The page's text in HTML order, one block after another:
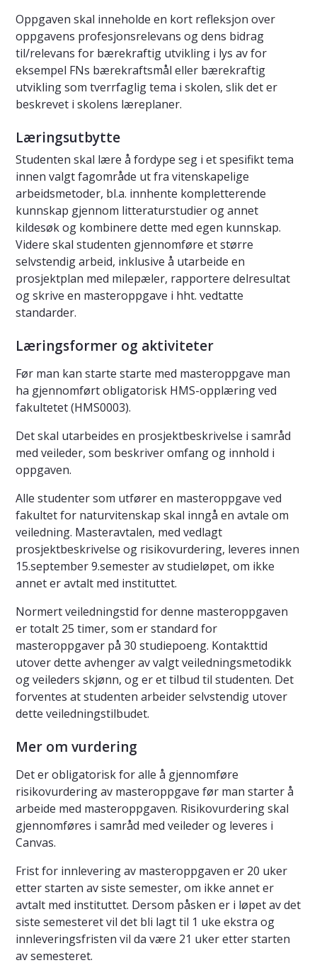
Oppgaven skal inneholde en kort refleksjon over
oppgavens profesjonsrelevans og dens bidrag
til/relevans for bærekraftig utvikling i lys av for
eksempel FNs bærekraftsmål eller bærekraftig
utvikling som tverrfaglig tema i skolen, slik det er
beskrevet i skolens læreplaner.
Læringsutbytte
Studenten skal lære å fordype seg i et spesifikt tema
innen valgt fagområde ut fra vitenskapelige
arbeidsmetoder, bl.a. innhente kompletterende
kunnskap gjennom litteraturstudier og annet
kildesøk og kombinere dette med egen kunnskap.
Videre skal studenten gjennomføre et større
selvstendig arbeid, inklusive å utarbeide en
prosjektplan med milepæler, rapportere delresultat
og skrive en masteroppgave i hht. vedtatte
standarder.
Læringsformer og aktiviteter
Før man kan starte starte med masteroppgave man
ha gjennomført obligatorisk HMS-opplæring ved
fakultetet (HMS0003).
Det skal utarbeides en prosjektbeskrivelse i samråd
med veileder, som beskriver omfang og innhold i
oppgaven.
Alle studenter som utfører en masteroppgave ved
fakultet for naturvitenskap skal inngå en avtale om
veiledning. Masteravtalen, med vedlagt
prosjektbeskrivelse og risikovurdering, leveres innen
15.september 9.semester av studieløpet, om ikke
annet er avtalt med instituttet.
Normert veiledningstid for denne masteroppgaven
er totalt 25 timer, som er standard for
masteroppgaver på 30 studiepoeng. Kontakttid
utover dette avhenger av valgt veiledningsmetodikk
og veileders skjønn, og er et tilbud til studenten. Det
forventes at studenten arbeider selvstendig utover
dette veiledningstilbudet.
Mer om vurdering
Det er obligatorisk for alle å gjennomføre
risikovurdering av masteroppgave før man starter å
arbeide med masteroppgaven. Risikovurdering skal
gjennomføres i samråd med veileder og leveres i
Canvas.
Frist for innlevering av masteroppgaven er 20 uker
etter starten av siste semester, om ikke annet er
avtalt med instituttet. Dersom påsken er i løpet av det
siste semesteret vil det bli lagt til 1 uke ekstra og
innleveringsfristen vil da være 21 uker etter starten
av semesteret.